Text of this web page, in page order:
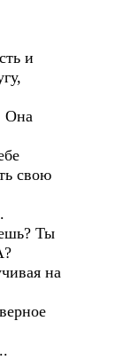
и
Она
свою
Ты
на